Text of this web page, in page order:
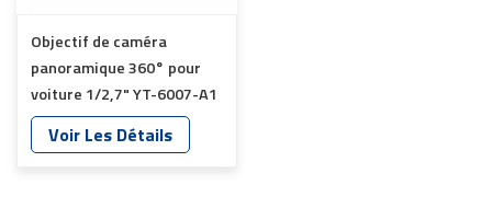
Objectif de caméra
panoramique 360° pour
voiture 1/2,7" YT-6007-A1
Voir Les Détails